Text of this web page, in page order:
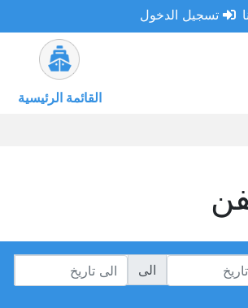
تسجيل الدخول
القائمة الرئيسية
الى